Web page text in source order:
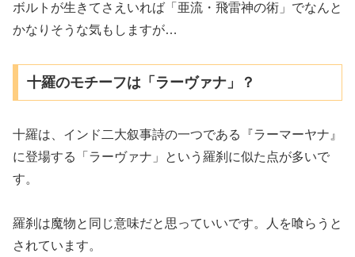
ボルトが生きてさえいれば「亜流・飛雷神の術」でなんと
かなりそうな気もしますが…
十羅のモチーフは「ラーヴァナ」？
十羅は、インド二大叙事詩の一つである『ラーマーヤナ』
に登場する「ラーヴァナ」という羅刹に似た点が多いで
す。
羅刹は魔物と同じ意味だと思っていいです。人を喰らうと
されています。